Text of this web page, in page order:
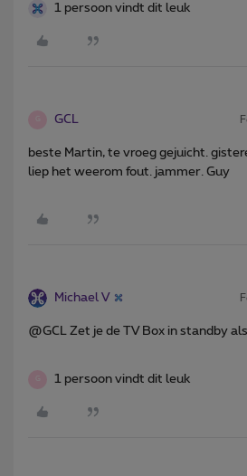
1 persoon vindt dit leuk
GCL
beste Martin, te vroeg gejuicht.
liep het weerom fout. jammer. Guy
Michael V
@GCL Zet je de TV Box in standby
1 persoon vindt dit leuk